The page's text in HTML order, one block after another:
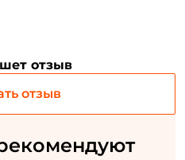
отзыв
отзыв